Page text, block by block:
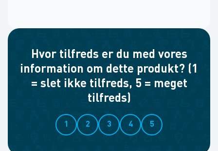
Hvor tilfreds er du med vores
information om dette produkt? (1
= slet ikke tilfreds, 5 = meget
tilfreds)
1 2 3 4 5